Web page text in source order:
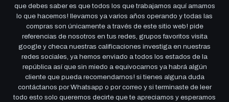
que debes saber es que todos los que trabajamos aquí amamos
lo que hacemos! llevamos ya varios años operando y todas las
compras son únicamente a través de este sitio web! pide
referencias de nosotros en tus redes, grupos favoritos visita
google y checa nuestras calificaciones investiga en nuestras
redes sociales, ya hemos enviado a todos los estados de la
república así que sin miedo a equivocarnos ya habrá algún
cliente que pueda recomendarnos! si tienes alguna duda
contáctanos por Whatsapp o por correo y si terminaste de leer
todo esto solo queremos decirte que te apreciamos y esperamos